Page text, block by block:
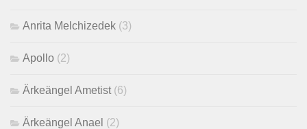
Anrita Melchizedek (3)
Apollo (2)
Ärkeängel Ametist (6)
Ärkeängel Anael (2)